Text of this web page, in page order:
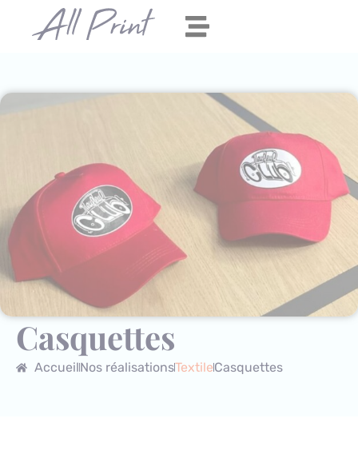
Casquettes
AccueilNos réalisationsTextileCasquettes
Panneau de gestion des cookies